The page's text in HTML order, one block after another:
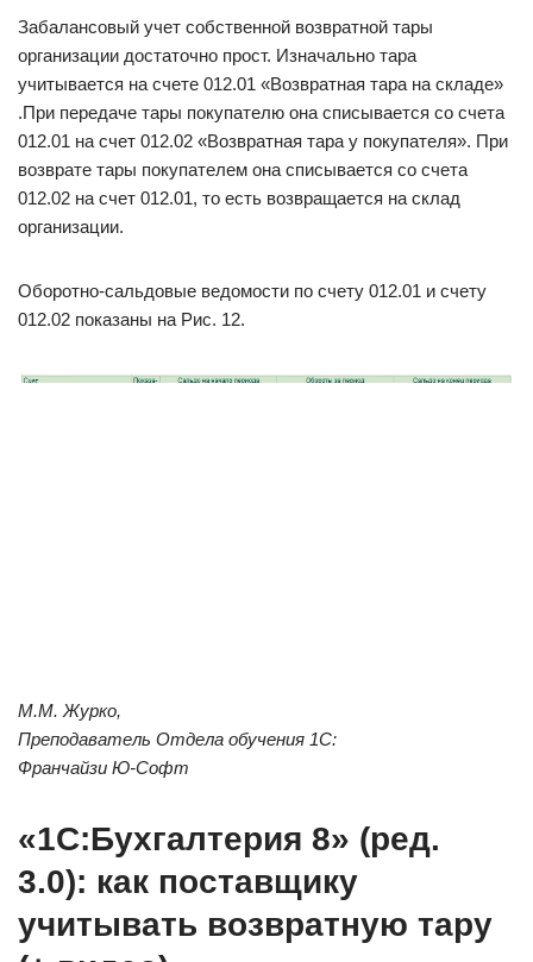
Забалансовый учет собственной возвратной тары
организации достаточно прост. Изначально тара
учитывается на счете 012.01 «Возвратная тара на складе»
.При передаче тары покупателю она списывается со счета
012.01 на счет 012.02 «Возвратная тара у покупателя». При
возврате тары покупателем она списывается со счета
012.02 на счет 012.01, то есть возвращается на склад
организации.
Оборотно-сальдовые ведомости по счету 012.01 и счету
012.02 показаны на Рис. 12.
М.М. Журко,
Преподаватель Отдела обучения 1С:
Франчайзи Ю-Софт
«1С:Бухгалтерия 8» (ред.
3.0): как поставщику
учитывать возвратную тару